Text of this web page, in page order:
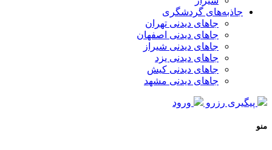
جاذبه‌های گردشگری
جاهای دیدنی تهران
جاهای دیدنی اصفهان
جاهای دیدنی شیراز
جاهای دیدنی یزد
جاهای دیدنی کیش
جاهای دیدنی مشهد
پیگیری رزرو ورود
منو